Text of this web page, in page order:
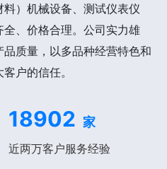
）机械设备、测试仪表仪
、价格合理。公司实力雄
质量，以多品种经营特色和
户的信任。
18902 家
近两万客户服务经验